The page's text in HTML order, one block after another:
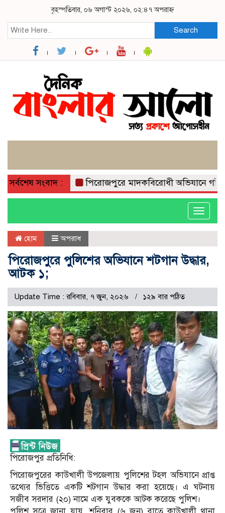
বৃহস্পতিবার, ০৬ অগাস্ট ২০২৬, ০২:৪৭ অপরাহ্ন
Search
সর্বশেষ সংবাদ :
ছেলে খালাস; পিরোজপুরে মাদকবিরোধী অভিযানে
Toggle
হোম অপরাধ
পিরোজপুরে পুলিশের অভিযানে শটগান উদ্ধার,
আটক ১;
Update Time : রবিবার, ৭ জুন, ২০২৬ ১২৯ বার পঠিত
পিরোজপুর প্রতিনিধি:
পিরোজপুরের কাউখালী উপজেলায় পুলিশের টহল অভিযানে প্রাপ্ত
তথ্যের ভিত্তিতে একটি শটগান উদ্ধার করা হয়েছে। এ ঘটনায়
সজীব সরদার (২০) নামে এক যুবককে আটক করেছে পুলিশ।